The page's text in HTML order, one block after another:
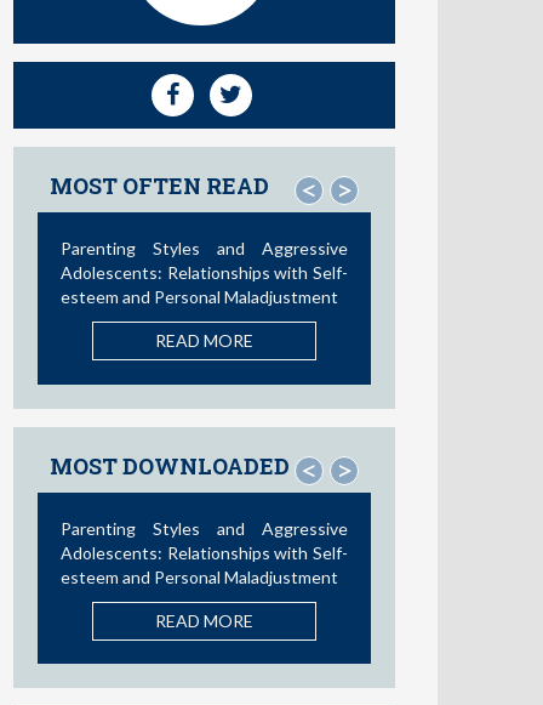
MOST OFTEN READ < >
Social Media and Access to Drugs
Online: A Nationwide Study in the
United States and Spain among
Adolescents and Young Adults
READ MORE
MOST DOWNLOADED < >
Influence of Parental Styles and
Other Psychosocial Variables on the
Development of Externalizing
Behaviors in Adolescents: A
READ MORE